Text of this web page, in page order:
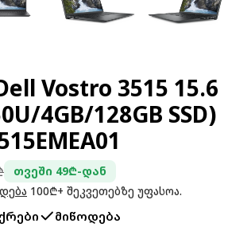
Vostro 3515 15.6
4GB/128GB SSD)
თვეში 49₾-დან
100₾+ შეკვეთებზე უფასოა.
მიწოდება